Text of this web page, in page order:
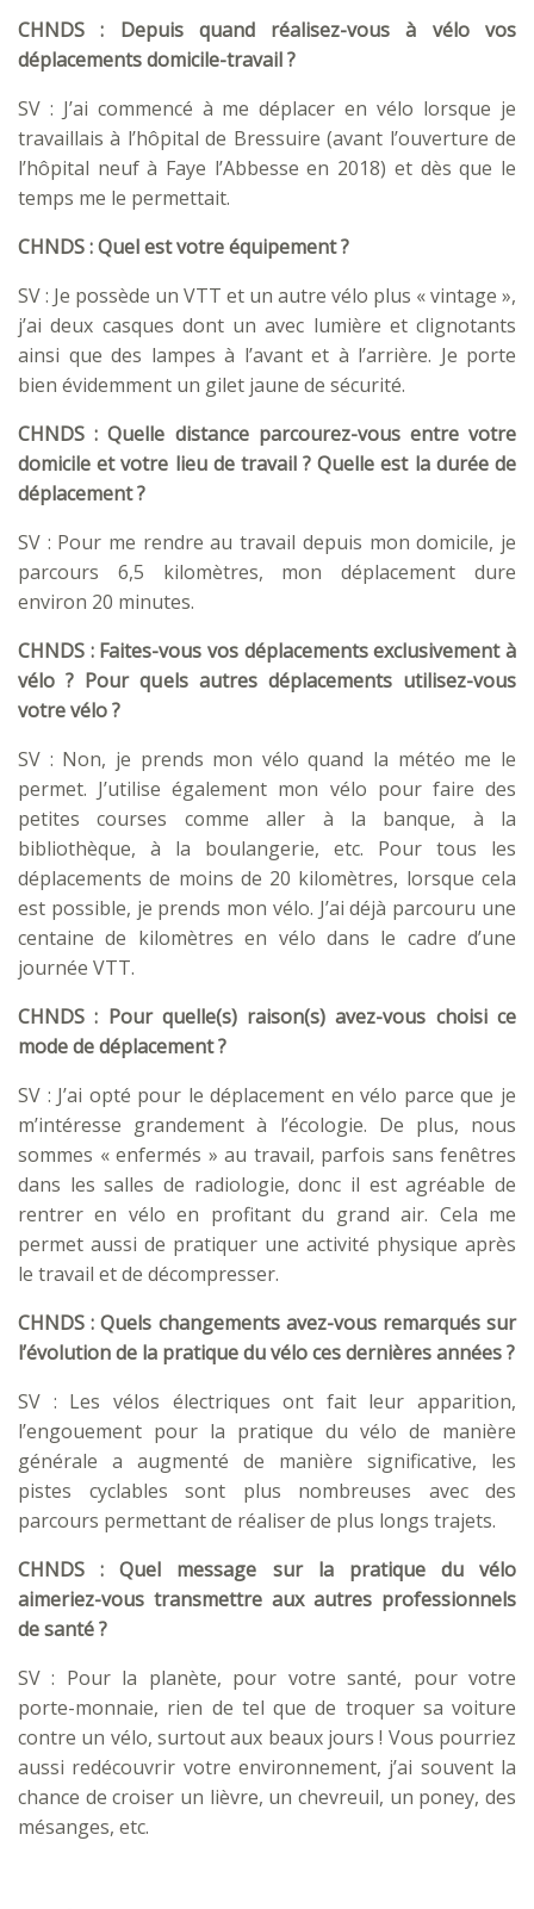
CHNDS : Depuis quand réalisez-vous à vélo vos
déplacements domicile-travail ?
SV : J’ai commencé à me déplacer en vélo lorsque je
travaillais à l’hôpital de Bressuire (avant l’ouverture de
l’hôpital neuf à Faye l’Abbesse en 2018) et dès que le
temps me le permettait.
CHNDS : Quel est votre équipement ?
SV : Je possède un VTT et un autre vélo plus « vintage »,
j’ai deux casques dont un avec lumière et clignotants
ainsi que des lampes à l’avant et à l’arrière. Je porte
bien évidemment un gilet jaune de sécurité.
CHNDS : Quelle distance parcourez-vous entre votre
domicile et votre lieu de travail ? Quelle est la durée de
déplacement ?
SV : Pour me rendre au travail depuis mon domicile, je
parcours 6,5 kilomètres, mon déplacement dure
environ 20 minutes.
CHNDS : Faites-vous vos déplacements exclusivement à
vélo ? Pour quels autres déplacements utilisez-vous
votre vélo ?
SV : Non, je prends mon vélo quand la météo me le
permet. J’utilise également mon vélo pour faire des
petites courses comme aller à la banque, à la
bibliothèque, à la boulangerie, etc. Pour tous les
déplacements de moins de 20 kilomètres, lorsque cela
est possible, je prends mon vélo. J’ai déjà parcouru une
centaine de kilomètres en vélo dans le cadre d’une
journée VTT.
CHNDS : Pour quelle(s) raison(s) avez-vous choisi ce
mode de déplacement ?
SV : J’ai opté pour le déplacement en vélo parce que je
m’intéresse grandement à l’écologie. De plus, nous
sommes « enfermés » au travail, parfois sans fenêtres
dans les salles de radiologie, donc il est agréable de
rentrer en vélo en profitant du grand air. Cela me
permet aussi de pratiquer une activité physique après
le travail et de décompresser.
CHNDS : Quels changements avez-vous remarqués sur
l’évolution de la pratique du vélo ces dernières années ?
SV : Les vélos électriques ont fait leur apparition,
l’engouement pour la pratique du vélo de manière
générale a augmenté de manière significative, les
pistes cyclables sont plus nombreuses avec des
parcours permettant de réaliser de plus longs trajets.
CHNDS : Quel message sur la pratique du vélo
aimeriez-vous transmettre aux autres professionnels
de santé ?
SV : Pour la planète, pour votre santé, pour votre
porte-monnaie, rien de tel que de troquer sa voiture
contre un vélo, surtout aux beaux jours ! Vous pourriez
aussi redécouvrir votre environnement, j’ai souvent la
chance de croiser un lièvre, un chevreuil, un poney, des
mésanges, etc.